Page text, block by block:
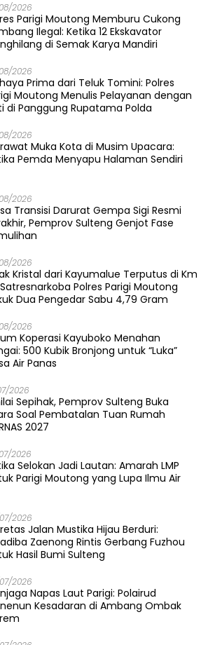
2026
Parigi Moutong Memburu Cukong
Ilegal: Ketika 12 Ekskavator
di Semak Karya Mandiri
2026
Prima dari Teluk Tomini: Polres
Moutong Menulis Pelayanan dengan
di Panggung Rupatama Polda
2026
Muka Kota di Musim Upacara:
Pemda Menyapu Halaman Sendiri
2026
Transisi Darurat Gempa Sigi Resmi
Pemprov Sulteng Genjot Fase
2026
Kristal dari Kayumalue Terputus di Km
Satresnarkoba Polres Parigi Moutong
Dua Pengedar Sabu 4,79 Gram
2026
Koperasi Kayuboko Menahan
500 Kubik Bronjong untuk “Luka”
Air Panas
2026
Sepihak, Pemprov Sulteng Buka
Soal Pembatalan Tuan Rumah
2027
2026
Selokan Jadi Lautan: Amarah LMP
Parigi Moutong yang Lupa Ilmu Air
2026
Jalan Mustika Hijau Berduri:
Zaenong Rintis Gerbang Fuzhou
Hasil Bumi Sulteng
2026
Napas Laut Parigi: Polairud
Kesadaran di Ambang Ombak